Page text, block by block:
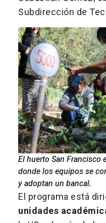
Subdirección de
El huerto San Francisco
donde los equipos se
y adoptan un bancal.
El programa está
unidades